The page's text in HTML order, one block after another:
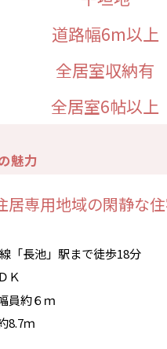
道路幅6m以上
全居室収納有
全居室6帖以上
魅力
居専用地域の閑静な住
「長池」駅まで徒歩18分
Ｋ
員約６ｍ
8.7ｍ